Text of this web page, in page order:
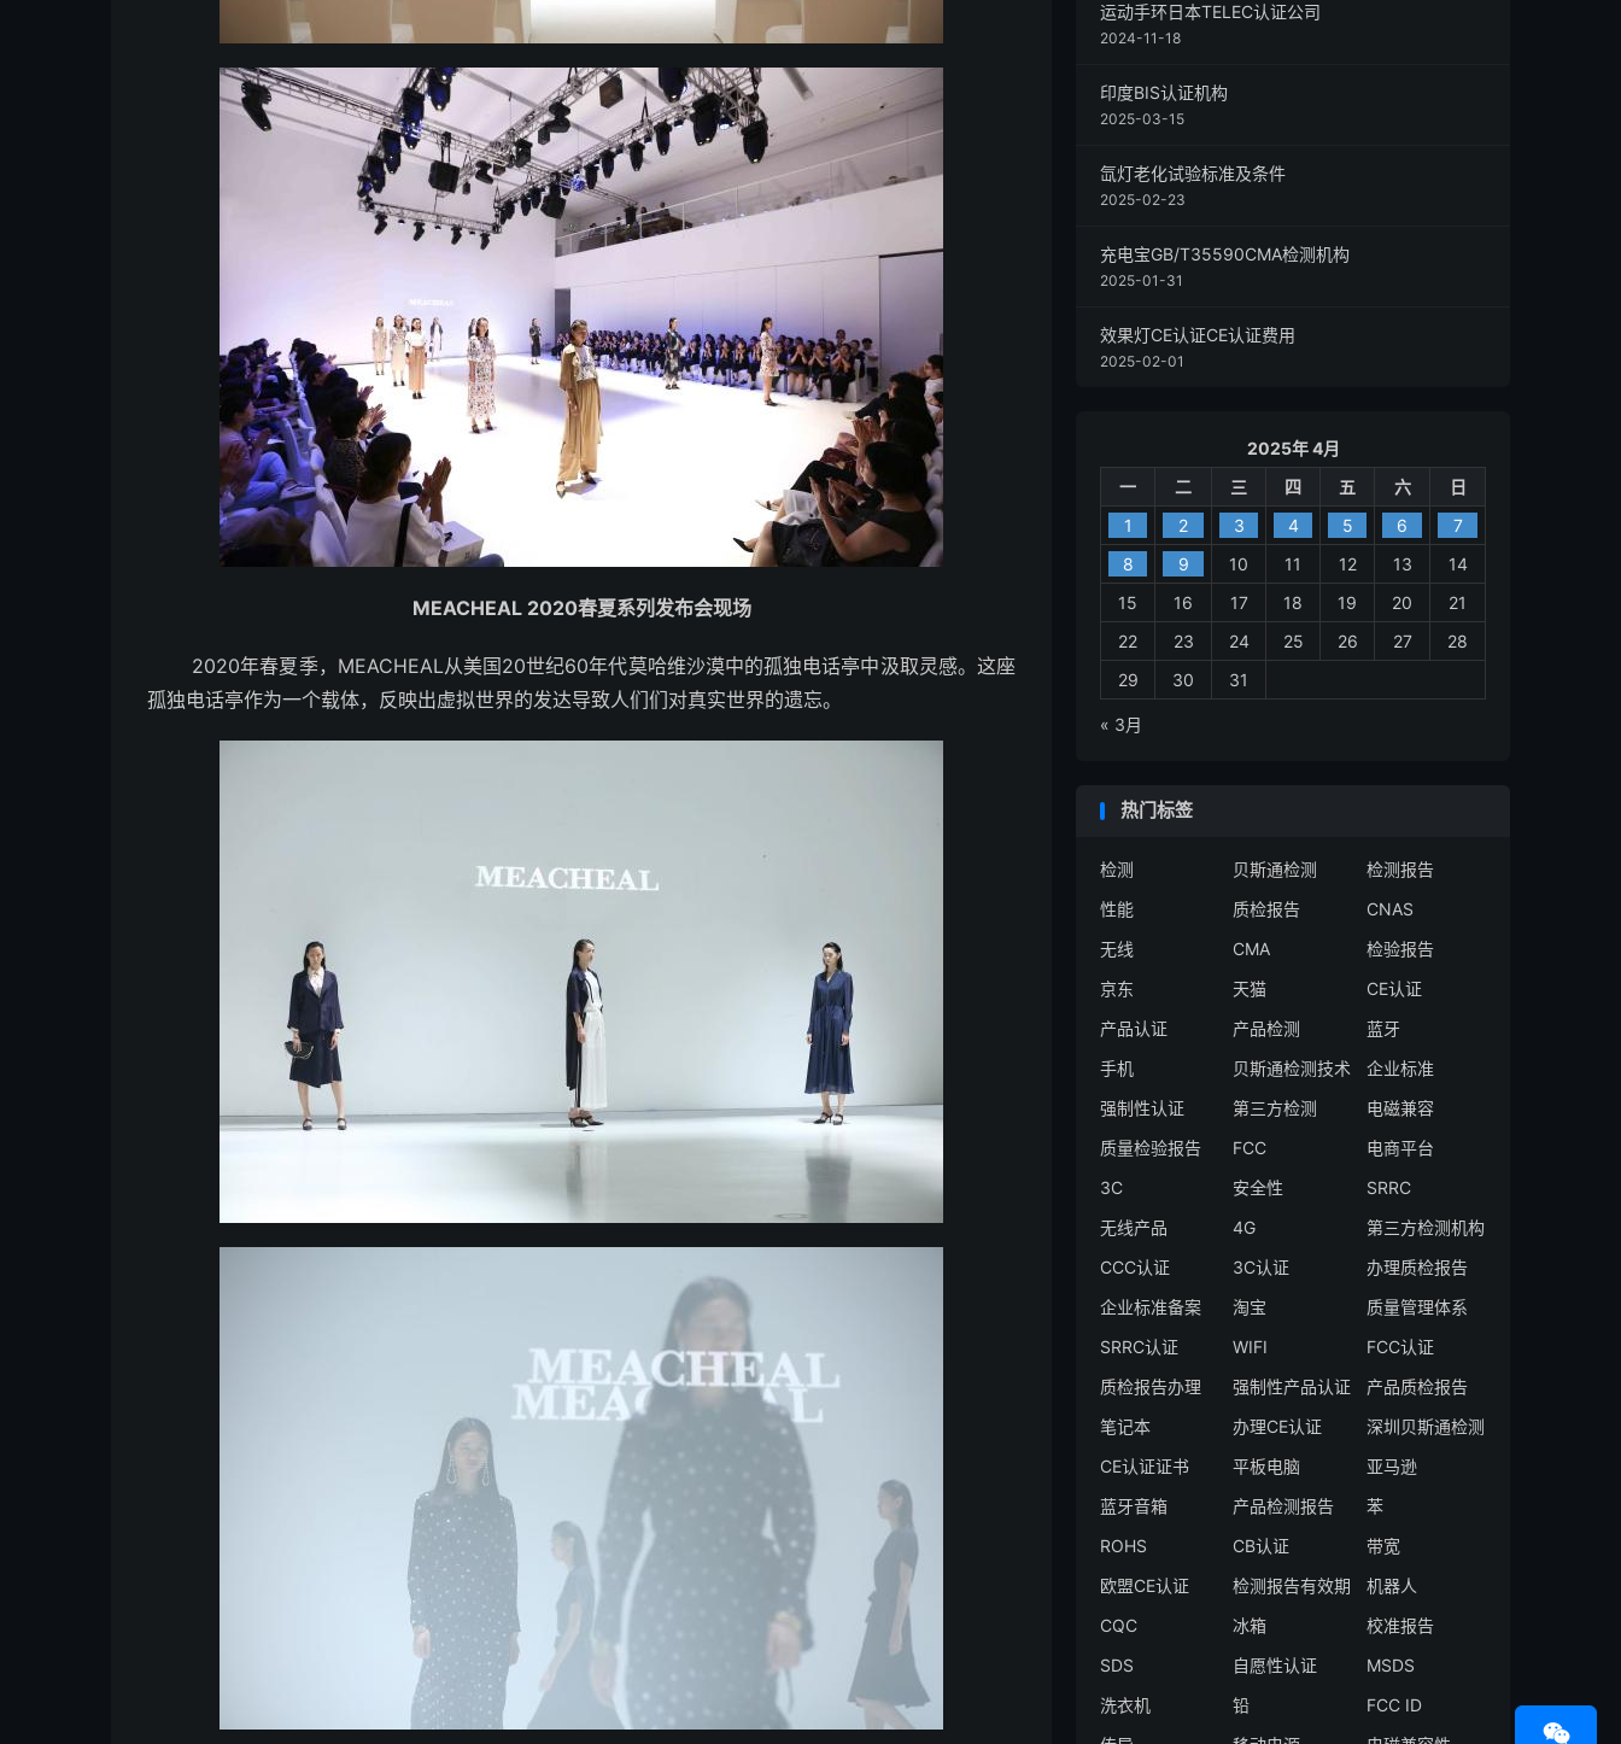
MEACHEAL 2020春夏系列发布会现场
2020年春夏季，MEACHEAL从美国20世纪60年代莫哈维沙漠中的孤独电话亭中汲取灵感。这座
孤独电话亭作为一个载体，反映出虚拟世界的发达导致人们们对真实世界的遗忘。
运动手环日本TELEC认证公司
2024-11-18
印度BIS认证机构
2025-03-15
氙灯老化试验标准及条件
2025-02-23
充电宝GB/T35590CMA检测机构
2025-01-31
效果灯CE认证CE认证费用
2025-02-01
2025年 4月
一
二 三 四 五 六
日
1
2 3 4 5 6
7
8
9 10 11 12 13
14
15
16 17 18 19 20
21
22
23 24 25 26 27
28
29
30 31
« 3月
热门标签
检测 贝斯通检测
检测报告
性能
质检报告
CNAS
无线
CMA
检验报告
京东
天猫
CE认证
产品认证
产品检测
蓝牙
手机
贝斯通检测技术
企业标准
强制性认证
第三方检测
电磁兼容
质量检验报告
FCC
电商平台
3C
安全性
SRRC
无线产品
4G
第三方检测机构
CCC认证
3C认证
办理质检报告
企业标准备案
淘宝
质量管理体系
SRRC认证
WIFI
FCC认证
质检报告办理
强制性产品认证
产品质检报告
笔记本
办理CE认证
深圳贝斯通检测
CE认证证书
平板电脑
亚马逊
蓝牙音箱
产品检测报告
苯
ROHS
CB认证
带宽
欧盟CE认证
检测报告有效期
机器人
CQC
冰箱
校准报告
SDS
自愿性认证
MSDS
洗衣机
铅
FCC ID
